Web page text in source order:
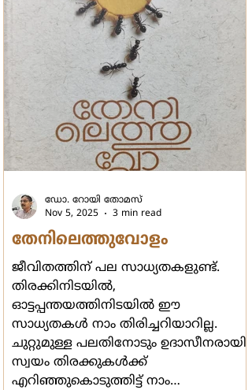
വിശേഷിപ്പിക്കാവുന്ന ജയം.
പരാജയപ്പെട്ടവരെക്കാള്‍ വിജയികള്‍
ഹൃദയവ്യഥ പേറിനടന്ന ദുരന്താനുഭവം.
ബന്ധുമിത്രാ
തേനിലെത്തുവോളം
ജീവിതത്തിന് പല സാധ്യതകളുണ്ട്.
തിരക്കിനിടയില്‍,
ഓട്ടപ്പന്തയത്തിനിടയില്‍ ഈ
സാധ്യതകള്‍ നാം തിരിച്ചറിയാറില്ല.
ചുറ്റുമുള്ള പലതിനോടും ഉദാസീനരായി,
സ്വയം തിരക്കുകള്‍ക്ക്
എറിഞ്ഞുകൊടുത്തിട്ട് നാം
ഡോ. റോയി തോമസ്
Nov 5, 2025
3 min read